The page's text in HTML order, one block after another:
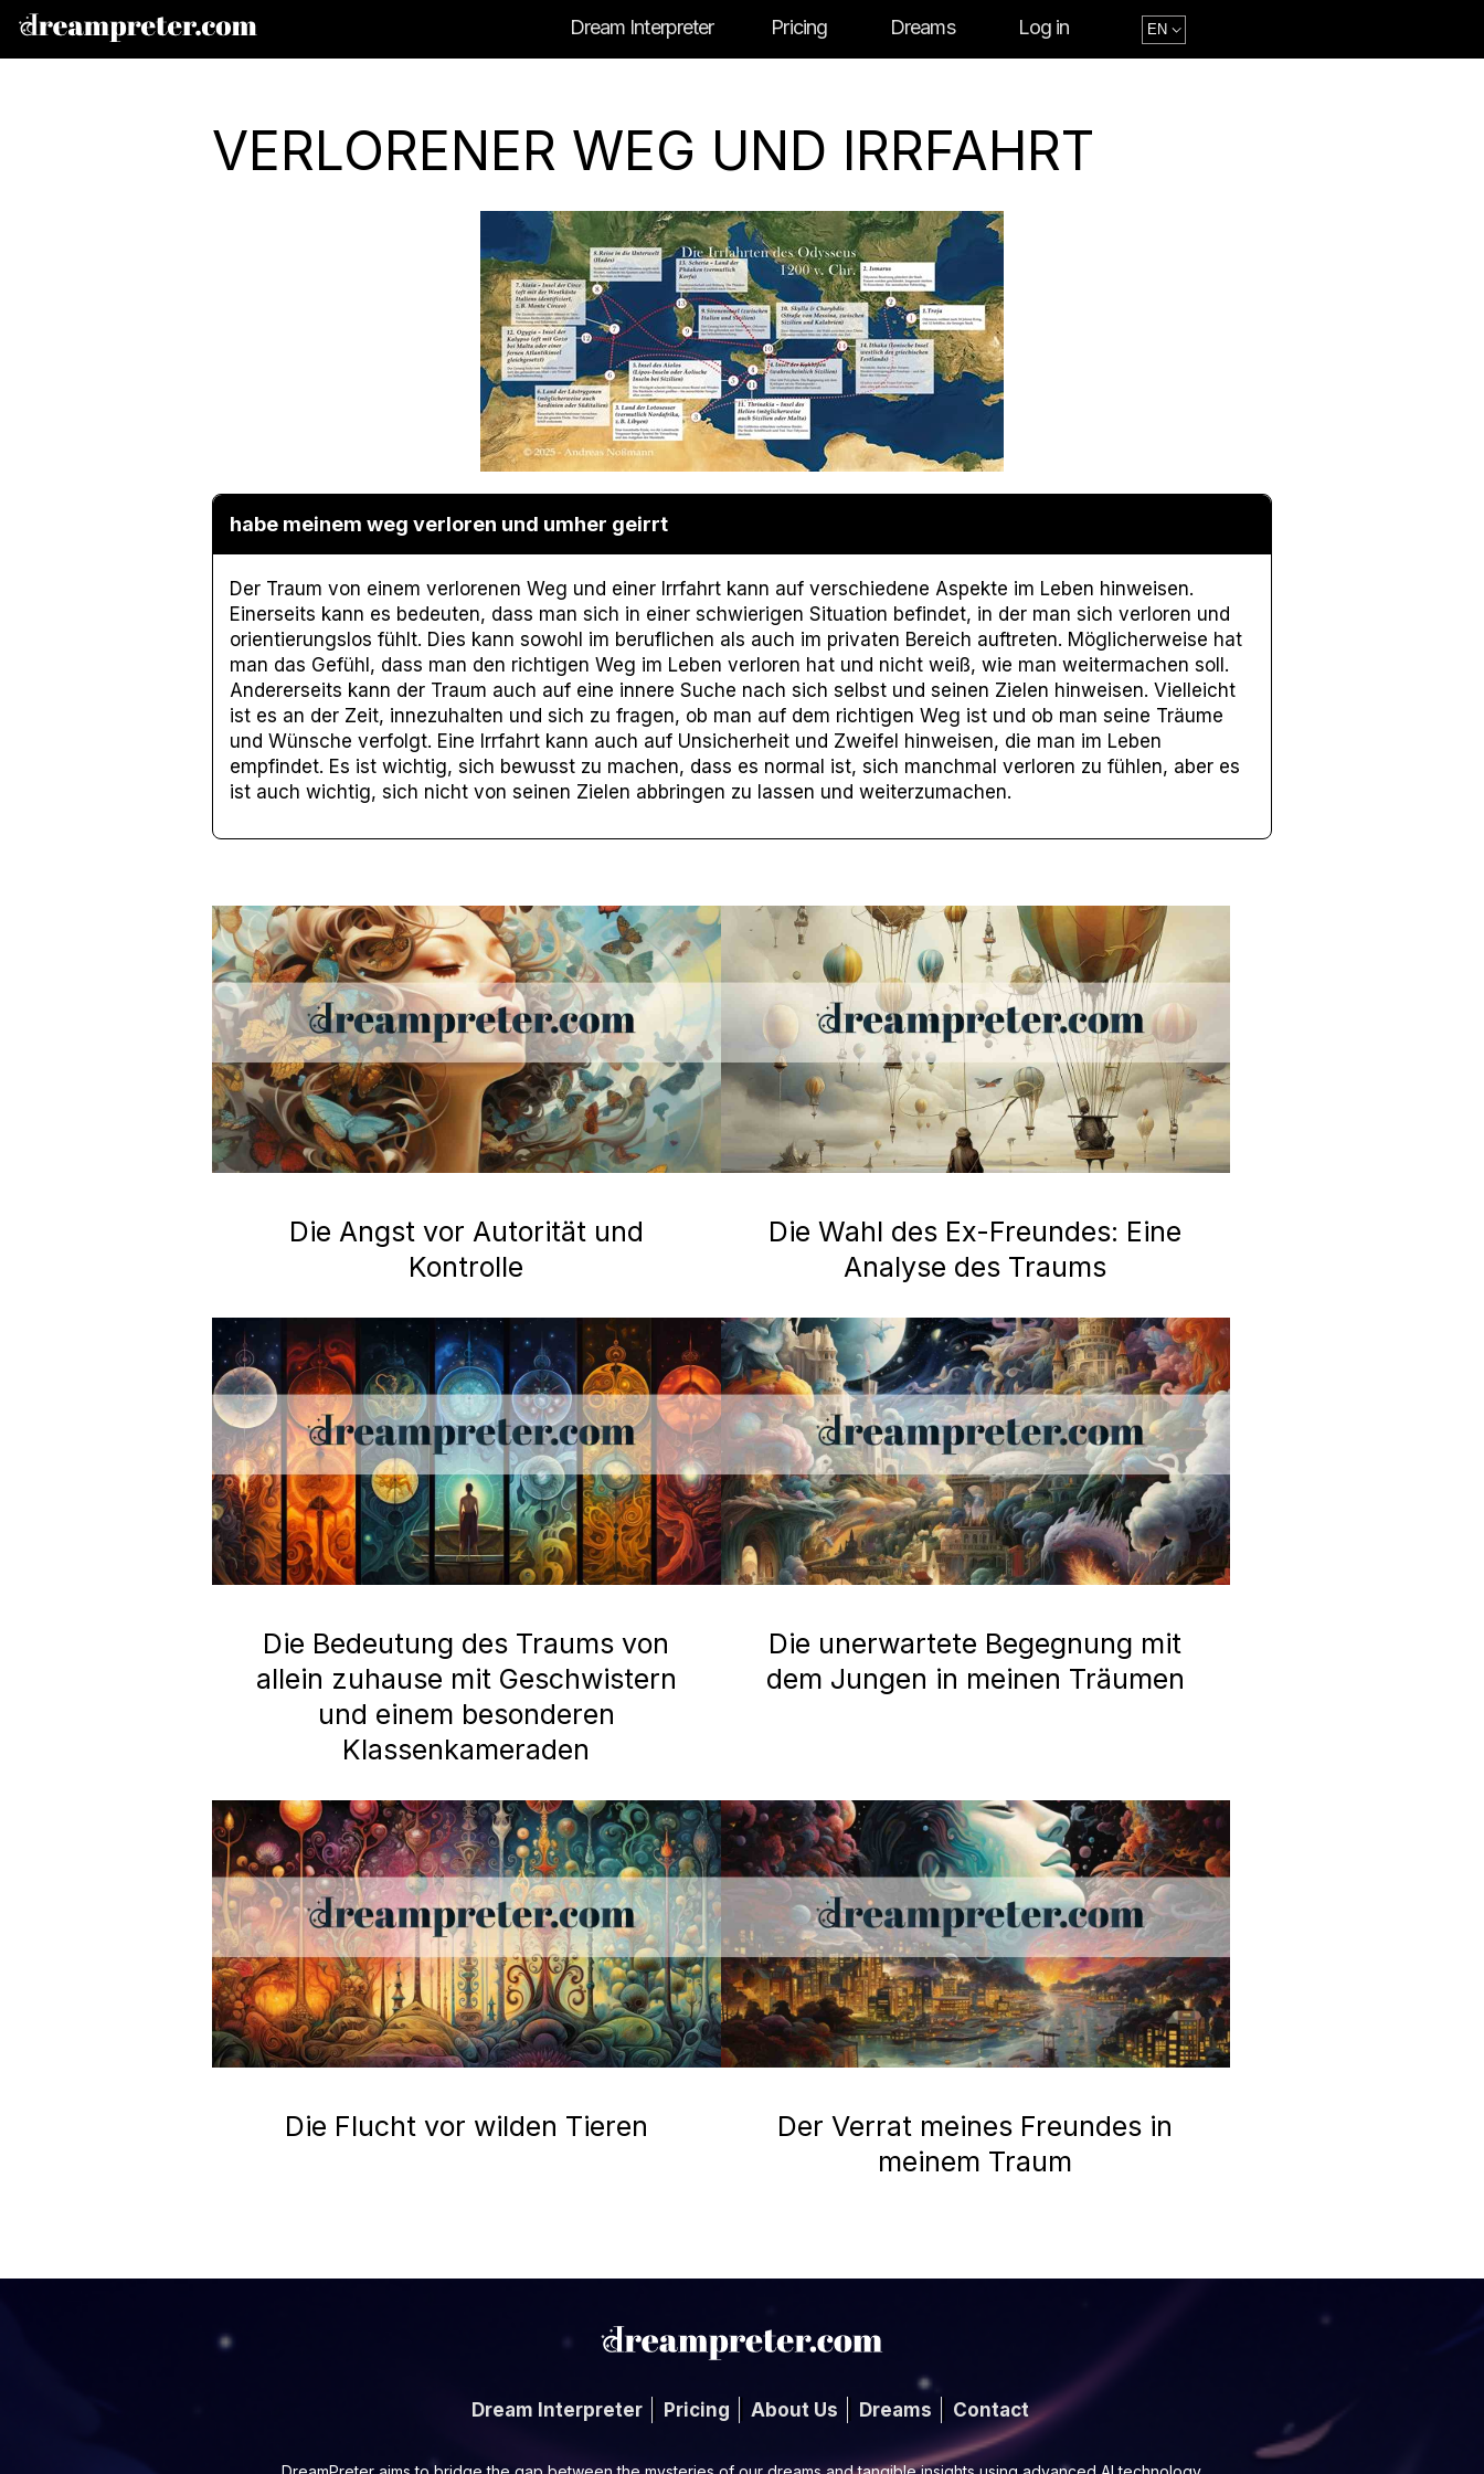
Dream Interpreter Pricing Dreams Log in
VERLORENER WEG UND IRRFAHRT
habe meinem weg verloren und umher geirrt
Der Traum von einem verlorenen Weg und einer Irrfahrt kann auf verschiedene Aspekte im Leben hinweisen.
Einerseits kann es bedeuten, dass man sich in einer schwierigen Situation befindet, in der man sich verloren und
orientierungslos fühlt. Dies kann sowohl im beruflichen als auch im privaten Bereich auftreten. Möglicherweise hat
man das Gefühl, dass man den richtigen Weg im Leben verloren hat und nicht weiß, wie man weitermachen soll.
Andererseits kann der Traum auch auf eine innere Suche nach sich selbst und seinen Zielen hinweisen. Vielleicht
ist es an der Zeit, innezuhalten und sich zu fragen, ob man auf dem richtigen Weg ist und ob man seine Träume
und Wünsche verfolgt. Eine Irrfahrt kann auch auf Unsicherheit und Zweifel hinweisen, die man im Leben
empfindet. Es ist wichtig, sich bewusst zu machen, dass es normal ist, sich manchmal verloren zu fühlen, aber es
ist auch wichtig, sich nicht von seinen Zielen abbringen zu lassen und weiterzumachen.
Die Angst vor Autorität und
Kontrolle
Die Wahl des Ex-Freundes: Eine
Analyse des Traums
Die Bedeutung des Traums von
allein zuhause mit Geschwistern
und einem besonderen
Klassenkameraden
Die unerwartete Begegnung mit
dem Jungen in meinen Träumen
Die Flucht vor wilden Tieren
Der Verrat meines Freundes in
meinem Traum
Dream Interpreter Pricing About Us Dreams Contact